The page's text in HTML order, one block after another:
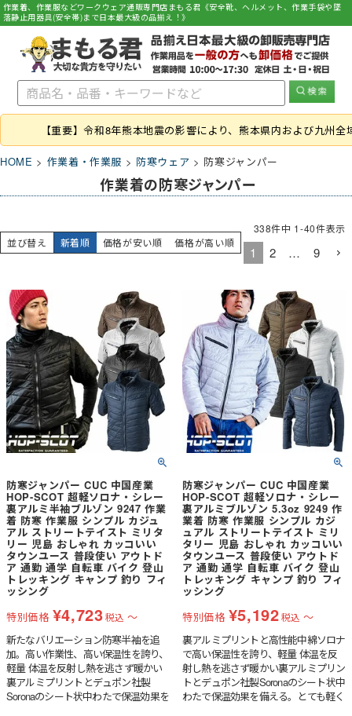
作業着、作業服などワークウェア通販専門店まもる君《安全靴、ヘルメット、作業手袋や墜
落静止用器具(安全帯)まで日本最大級の品揃え！》
【重要】令和8年熊本地震の影響により、熊本県内および九州
HOME 作業着・作業服 防寒ウェア 防寒ジャンパー
作業着の防寒ジャンパー
並び替え 新着順 価格が安い順 価格が高い順
338件中 1-40件表示
1 2 … 9
防寒ジャンパー CUC 中国産業
HOP-SCOT 超軽ソロナ・シレー
裏アルミ半袖ブルゾン 9247 作業
着 防寒 作業服 シンプル カジュ
アル ストリートテイスト ミリタ
リー 児島 おしゃれ カッコいい
タウンユース 普段使い アウトド
ア 通勤 通学 自転車 バイク 登山
トレッキング キャンプ 釣り フィ
ッシング
特別価格 ¥4,723税込 〜
新たなバリエーション防寒半袖を追
加。高い作業性、高い保温性を誇り、
軽量 体温を反射し熱を逃さず暖かい
裏アルミプリントとデュポン社製
Soronaのシート状中わたで保温効果を
防寒ジャンパー CUC 中国産業
HOP-SCOT 超軽ソロナ・シレー
裏アルミブルゾン 5.3oz 9249 作
業着 防寒 作業服 シンプル カジ
ュアル ストリートテイスト ミリ
タリー 児島 おしゃれ カッコいい
タウンユース 普段使い アウトド
ア 通勤 通学 自転車 バイク 登山
トレッキング キャンプ 釣り フィ
ッシング
特別価格 ¥5,192税込 〜
裏アルミプリントと高性能中綿ソロナ
で高い保温性を誇り、軽量 体温を反
射し熱を逃さず暖かい裏アルミプリン
トとデュポン社製Soronaのシート状中
わたで保温効果を備える。とても軽く